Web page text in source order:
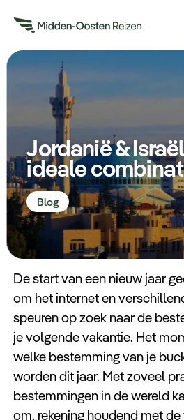
Alle
Type
Meer
Reisduur
Budget
Zoeken
Jordanië &
ideale
Blog
De start van een nieuw jaar
om het internet en
speuren op zoek naar de
je volgende vakantie. Het
welke bestemming van je
worden dit jaar. Met zoveel
bestemmingen in de wereld
om, rekening houdend met